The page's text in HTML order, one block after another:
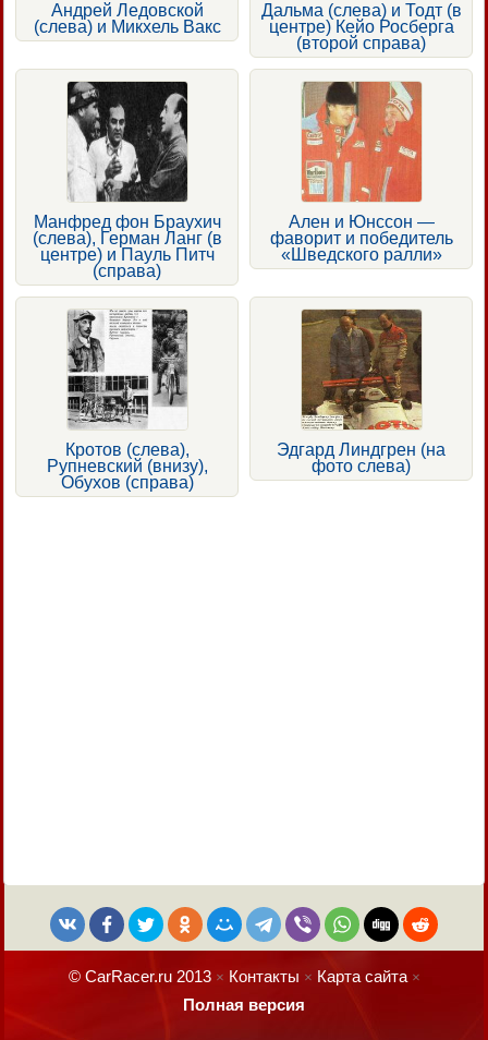
Андрей Ледовской
(слева) и Микхель Вакс
Дальма (слева) и Тодт (в
центре) Кейо Росберга
(второй справа)
Манфред фон Браухич
(слева), Герман Ланг (в
центре) и Пауль Питч
(справа)
Ален и Юнссон —
фаворит и победитель
«Шведского ралли»
Кротов (слева),
Рупневский (внизу),
Обухов (справа)
Эдгард Линдгрен (на
фото слева)
© CarRacer.ru 2013× Контакты × Карта сайта×
Полная версия